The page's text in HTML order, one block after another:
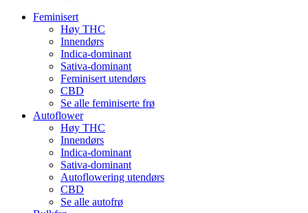
Feminisert
Høy THC
Innendørs
Indica-dominant
Sativa-dominant
Feminisert utendørs
CBD
Se alle feminiserte frø
Autoflower
Høy THC
Innendørs
Indica-dominant
Sativa-dominant
Autoflowering utendørs
CBD
Se alle autofrø